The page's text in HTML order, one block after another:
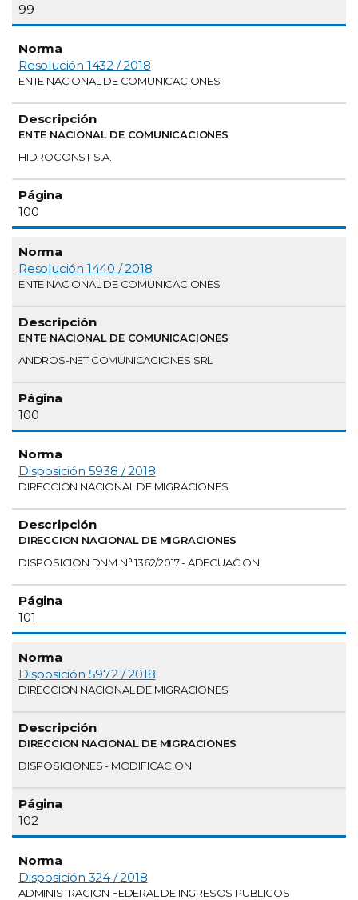
99
Resolución 1432 / 2018
ENTE NACIONAL DE COMUNICACIONES
ENTE NACIONAL DE COMUNICACIONES
HIDROCONST S.A.
100
Resolución 1440 / 2018
ENTE NACIONAL DE COMUNICACIONES
ENTE NACIONAL DE COMUNICACIONES
ANDROS-NET COMUNICACIONES SRL
100
Disposición 5938 / 2018
DIRECCION NACIONAL DE MIGRACIONES
DIRECCION NACIONAL DE MIGRACIONES
DISPOSICION DNM N° 1362/2017 - ADECUACION
101
Disposición 5972 / 2018
DIRECCION NACIONAL DE MIGRACIONES
DIRECCION NACIONAL DE MIGRACIONES
DISPOSICIONES - MODIFICACION
102
Disposición 324 / 2018
ADMINISTRACION FEDERAL DE INGRESOS PUBLICOS